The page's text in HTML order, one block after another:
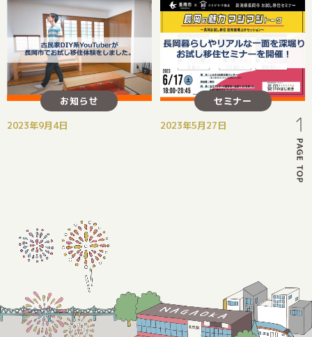
お知らせ
2023年9月4日
セミナー
2023年5月27日